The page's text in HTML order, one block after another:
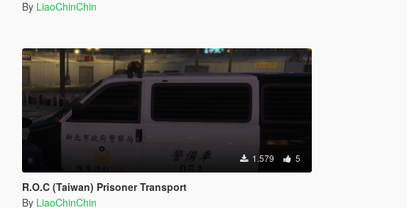
By LiaoChinChin
1.579 5
R.O.C (Taiwan) Prisoner Transport
By LiaoChinChin